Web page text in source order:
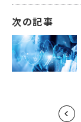
次の記事